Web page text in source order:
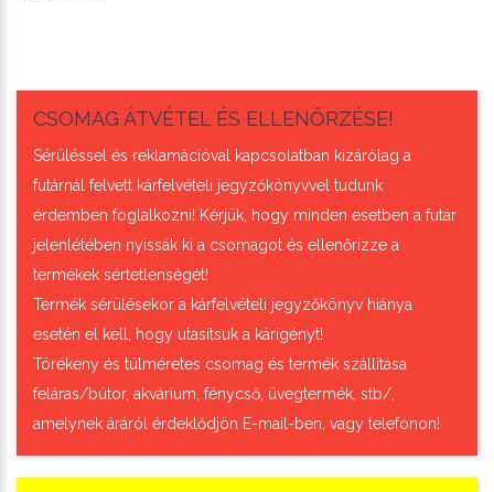
CSOMAG ÁTVÉTEL ÉS ELLENŐRZÉSE!
Sérüléssel és reklamációval kapcsolatban kizárólag a
futárnál felvett kárfelvételi jegyzőkönyvvel tudunk
érdemben foglalkozni! Kérjük, hogy minden esetben a futár
jelenlétében nyissák ki a csomagot és ellenőrizze a
termékek sértetlenségét!
Termék sérülésekor a kárfelvételi jegyzőkönyv hiánya
esetén el kell, hogy utasítsuk a kárigényt!
Törékeny és túlméretes csomag és termék szállítása
feláras/bútor, akvárium, fénycső, üvegtermék, stb/,
amelynek áráról érdeklődjön E-mail-ben, vagy telefonon!